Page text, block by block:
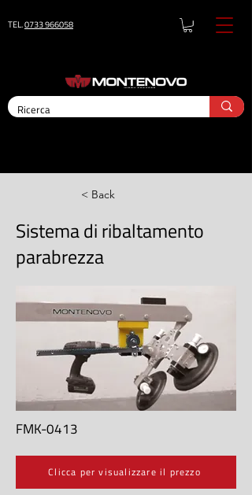
TEL.0733 966058
< Back
Sistema di ribaltamento
parabrezza
FMK-0413
Clicca per visualizzare il prezzo